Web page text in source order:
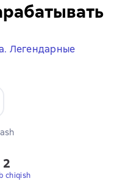
Легендарные
2
chiqish